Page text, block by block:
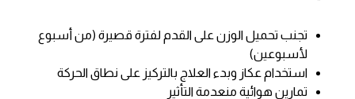
تجنب تحميل الوزن على القدم لفترة قصيرة (من أسبوع
لأسبوعين)
استخدام عكاز وبدء العلاج بالتركيز على نطاق الحركة
تمارين هوائية منعدمة التأثير